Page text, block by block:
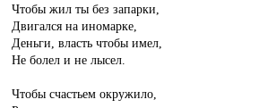
Чтобы жил ты без запарки,
Двигался на иномарке,
Деньги, власть чтобы имел,
Не болел и не лысел.
Чтобы счастьем окружило,